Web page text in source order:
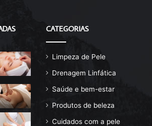
CATEGORIAS
Limpeza de Pele
Drenagem Linfática
Saúde e bem-estar
Produtos de beleza
Cuidados com a pele